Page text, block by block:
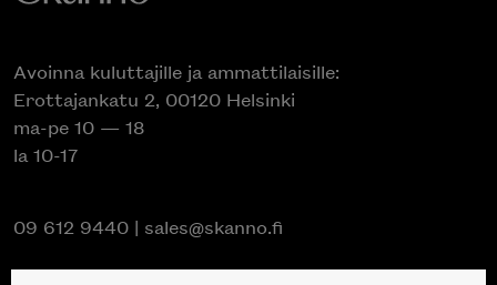
Avoinna kuluttajille ja ammattilaisille:
Erottajankatu 2, 00120 Helsinki
ma-pe 10 — 18
la 10-17
09 612 9440 | sales@skanno.fi